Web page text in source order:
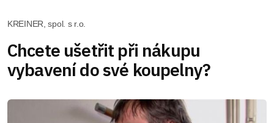
KREINER, spol. s r.o.
Chcete ušetřit při nákupu
vybavení do své koupelny?